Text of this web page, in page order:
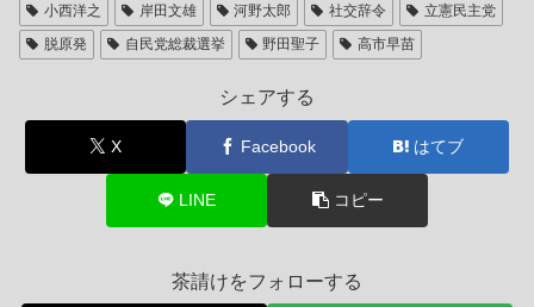
小西洋之
岸田文雄 河野太郎 社交辞令
立憲民主党
脱原発
自民党総裁選挙 野田聖子 高市早苗
シェアする
X Facebook はてブ
LINE コピー
茶請けをフォローする